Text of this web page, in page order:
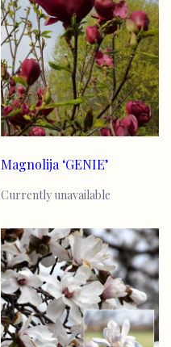
Magnolija ‘GENIE’
Currently unavailable